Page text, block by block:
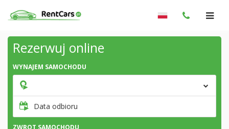
Rezerwuj online
WYNAJEM SAMOCHODU
Data odbioru
ZWROT SAMOCHODU